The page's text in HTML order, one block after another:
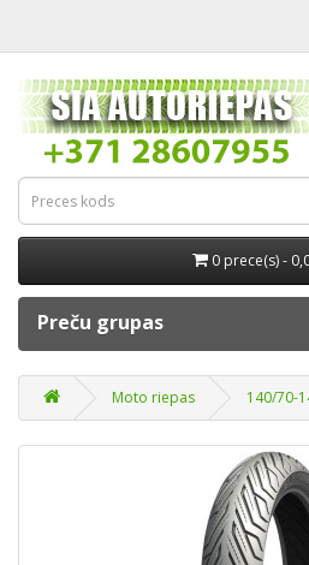
0 prece(s) -
Preču grupas
Moto riepas 140/70-